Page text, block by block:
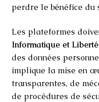
perdre le bénéfice du
Les plateformes
Informatique et
des données
implique la mise en
transparentes, de
de procédures de